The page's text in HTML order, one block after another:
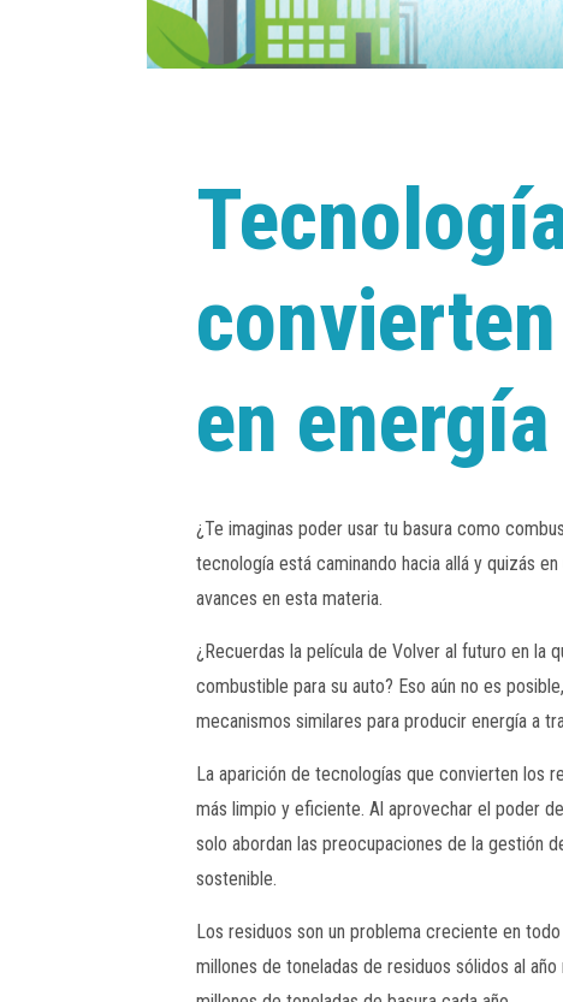
en energía
¿Te imaginas poder usar tu basura como
tecnología está caminando hacia allá y quizás
avances en esta materia.
¿Recuerdas la película de Volver al futuro en la
combustible para su auto? Eso aún no es
mecanismos similares para producir energía a
La aparición de tecnologías que convierten los
más limpio y eficiente. Al aprovechar el poder
solo abordan las preocupaciones de la gestión
sostenible.
Los residuos son un problema creciente en
millones de toneladas de residuos sólidos al